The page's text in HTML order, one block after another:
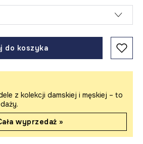
do koszyka
z kolekcji damskiej i męskiej – to
wyprzedaż »